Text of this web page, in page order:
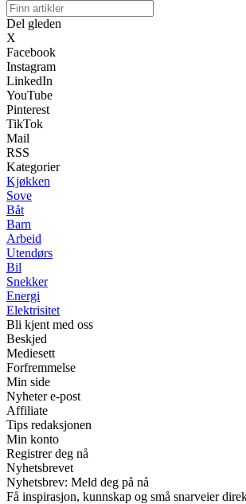
Del gleden
X
Facebook
Instagram
LinkedIn
YouTube
Pinterest
TikTok
Mail
RSS
Kategorier
Kjøkken
Sove
Båt
Barn
Arbeid
Utendørs
Bil
Snekker
Energi
Elektrisitet
Bli kjent med oss
Beskjed
Mediesett
Forfremmelse
Min side
Nyheter e-post
Affiliate
Tips redaksjonen
Min konto
Registrer deg nå
Nyhetsbrevet
Nyhetsbrev: Meld deg på nå
Få inspirasjon, kunnskap og små snarveier